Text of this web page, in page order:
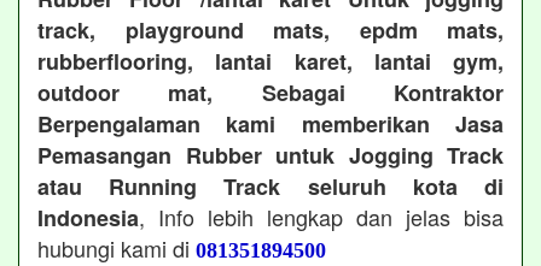
track, playground mats, epdm mats,
rubberflooring, lantai karet, lantai gym,
outdoor mat, Sebagai Kontraktor
Berpengalaman kami memberikan Jasa
Pemasangan Rubber untuk Jogging Track
atau Running Track seluruh kota di
Indonesia, Info lebih lengkap dan jelas bisa
hubungi kami di 081351894500